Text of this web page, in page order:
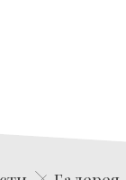
Film Agencja Aktorska